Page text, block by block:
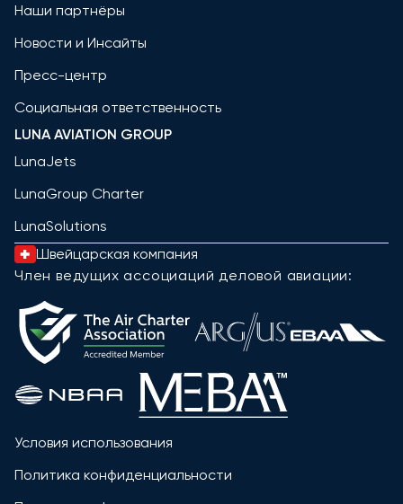
Наши партнёры
Новости и Инсайты
Пресс-центр
Социальная ответственность
LUNA AVIATION GROUP
LunaJets
LunaGroup Charter
LunaSolutions
Швейцарская компания
Член ведущих ассоциаций деловой авиации:
Условия использования
Политика конфиденциальности